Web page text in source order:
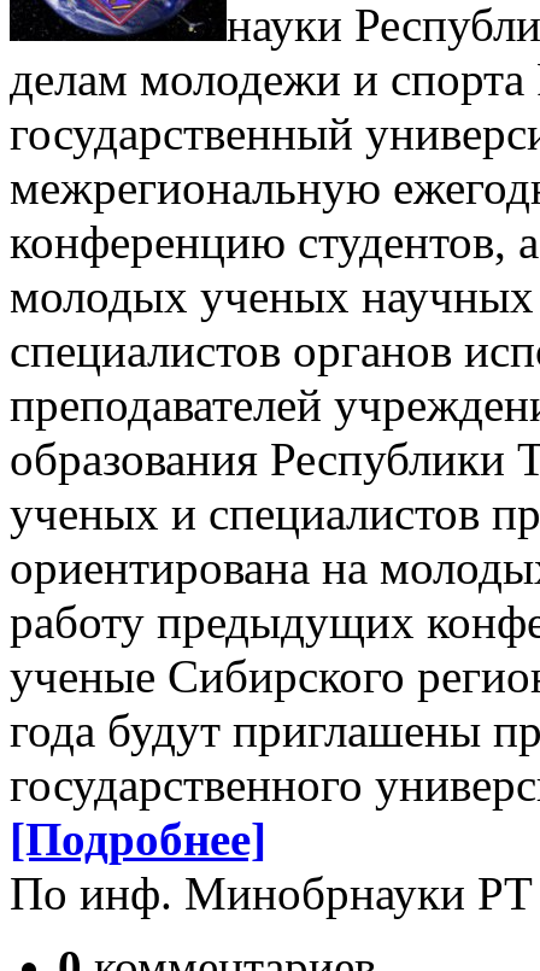
науки
делам молодежи и
государственный
межрегиональную
конференцию студентов,
молодых ученых
специалистов органов
преподавателей
образования Республики
ученых и специалистов
ориентирована на
работу предыдущих
ученые Сибирского
года будут приглашены
государственного
[Подробнее]
По инф. Минобрнауки РТ